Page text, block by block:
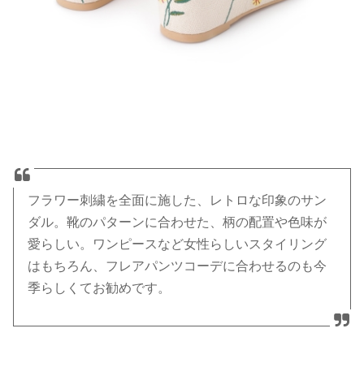
フラワー刺繍を全面に施した、レトロな印象のサン
ダル。靴のパターンに合わせた、柄の配置や色味が
愛らしい。ワンピースなど女性らしいスタイリング
はもちろん、フレアパンツコーデに合わせるのも今
季らしくてお勧めです。